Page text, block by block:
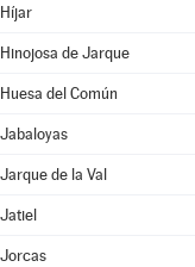
Híjar
Hinojosa de Jarque
Huesa del Común
Jabaloyas
Jarque de la Val
Jatiel
Jorcas